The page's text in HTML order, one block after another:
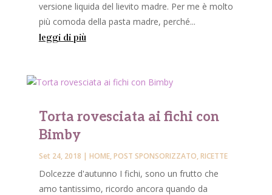
versione liquida del lievito madre. Per me è molto
più comoda della pasta madre, perché...
leggi di più
Torta rovesciata ai fichi con
Bimby
Set 24, 2018 | HOME,POST SPONSORIZZATO,RICETTE
Dolcezze d'autunno I fichi, sono un frutto che
amo tantissimo, ricordo ancora quando da